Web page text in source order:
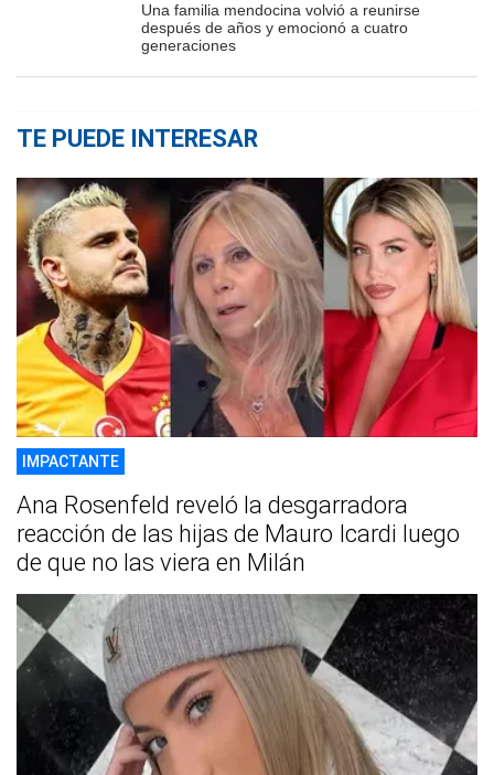
Una familia mendocina volvió a reunirse
después de años y emocionó a cuatro
generaciones
TE PUEDE INTERESAR
IMPACTANTE
Ana Rosenfeld reveló la desgarradora
reacción de las hijas de Mauro Icardi luego
de que no las viera en Milán